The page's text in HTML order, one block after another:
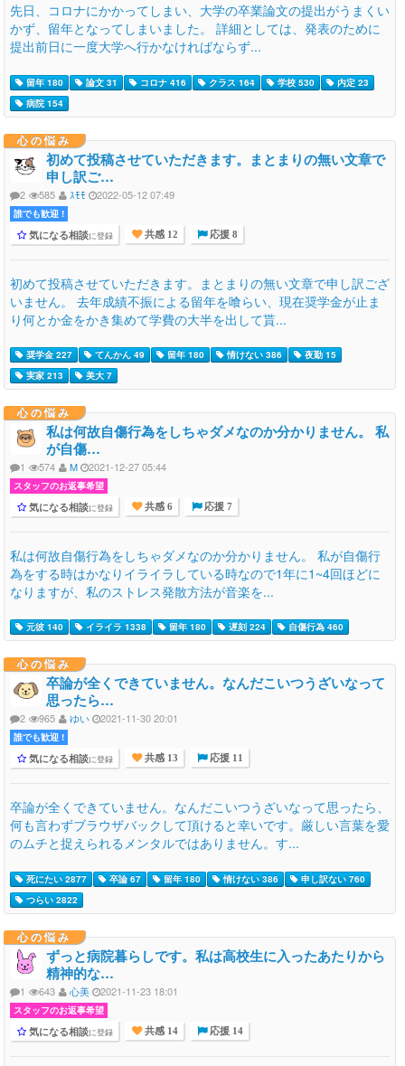
先日、コロナにかかってしまい、大学の卒業論文の提出がうまくい
かず、留年となってしまいました。 詳細としては、発表のために
提出前日に一度大学へ行かなければならず...
留年 180 論文 31 コロナ 416 クラス 164 学校 530
内定 23
病院 154
心の悩み
初めて投稿させていただきます。まとまりの無い文章で
申し訳ご…
2 585 ｽﾓﾓ 2022-05-12 07:49
誰でも歓迎 !
気になる相談に登録 共感 12 応援 8
初めて投稿させていただきます。まとまりの無い文章で申し訳ござ
いません。 去年成績不振による留年を喰らい、現在奨学金が止ま
り何とか金をかき集めて学費の大半を出して貰...
奨学金 227 てんかん 49 留年 180 情けない 386
夜勤 15
実家 213
美大 7
心の悩み
私は何故自傷行為をしちゃダメなのか分かりません。 私
が自傷…
1 574 M 2021-12-27 05:44
スタッフのお返事希望
気になる相談に登録 共感 6 応援 7
私は何故自傷行為をしちゃダメなのか分かりません。 私が自傷行
為をする時はかなりイライラしている時なので1年に1~4回ほどに
なりますが、私のストレス発散方法が音楽を...
元彼 140 イライラ 1338 留年 180 遅刻 224 自傷行為 460
心の悩み
卒論が全くできていません。なんだこいつうざいなって
思ったら…
2 965 ゆい 2021-11-30 20:01
誰でも歓迎 !
気になる相談に登録 共感 13 応援 11
卒論が全くできていません。なんだこいつうざいなって思ったら、
何も言わずブラウザバックして頂けると幸いです。厳しい言葉を愛
のムチと捉えられるメンタルではありません。す...
死にたい 2877 卒論 67 留年 180 情けない 386
申し訳ない 760
つらい 2822
心の悩み
ずっと病院暮らしです。私は高校生に入ったあたりから
精神的な…
1 643 心美 2021-11-23 18:01
スタッフのお返事希望
気になる相談に登録 共感 14 応援 14